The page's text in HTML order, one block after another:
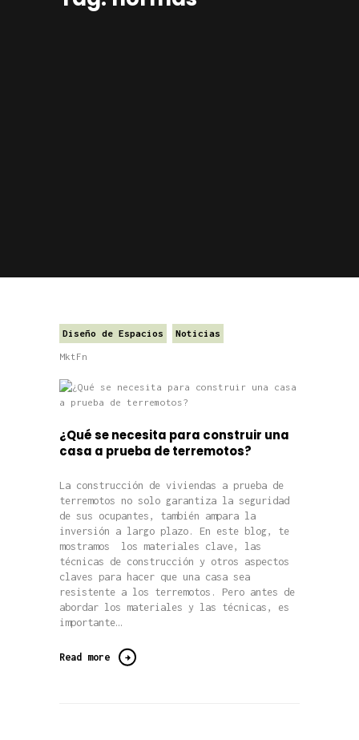
Diseño de Espacios Noticias
MktFn
¿Qué se necesita para construir una
casa a prueba de terremotos?
La construcción de viviendas a prueba de
terremotos no solo garantiza la seguridad
de sus ocupantes, también ampara la
inversión a largo plazo. En este blog, te
mostramos los materiales clave, las
técnicas de construcción y otros aspectos
claves para hacer que una casa sea
resistente a los terremotos. Pero antes de
abordar los materiales y las técnicas, es
importante…
Read more